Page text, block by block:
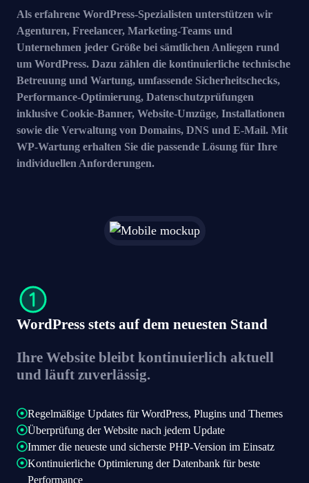
Als erfahrene WordPress-Spezialisten unterstützen wir
Agenturen, Freelancer, Marketing-Teams und
Unternehmen jeder Größe bei sämtlichen Anliegen rund
um WordPress. Dazu zählen die kontinuierliche technische
Betreuung und Wartung, umfassende Sicherheitschecks,
Performance-Optimierung, Datenschutzprüfungen
inklusive Cookie-Banner, Website-Umzüge, Installationen
sowie die Verwaltung von Domains, DNS und E-Mail. Mit
WP-Wartung erhalten Sie die passende Lösung für Ihre
individuellen Anforderungen.
WordPress stets auf dem neuesten Stand
Ihre Website bleibt kontinuierlich aktuell
und läuft zuverlässig.
Regelmäßige Updates für WordPress, Plugins und Themes
Überprüfung der Website nach jedem Update
Immer die neueste und sicherste PHP-Version im Einsatz
Kontinuierliche Optimierung der Datenbank für beste
Performance